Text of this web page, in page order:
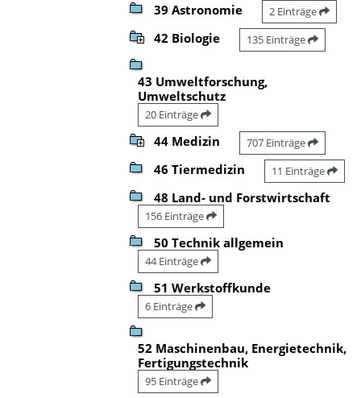
39 Astronomie 2 Einträge
42 Biologie 135 Einträge
43 Umweltforschung,
Umweltschutz
20 Einträge
44 Medizin 707 Einträge
46 Tiermedizin 11 Einträge
48 Land- und Forstwirtschaft
156 Einträge
50 Technik allgemein
44 Einträge
51 Werkstoffkunde
6 Einträge
52 Maschinenbau, Energietechnik,
Fertigungstechnik
95 Einträge